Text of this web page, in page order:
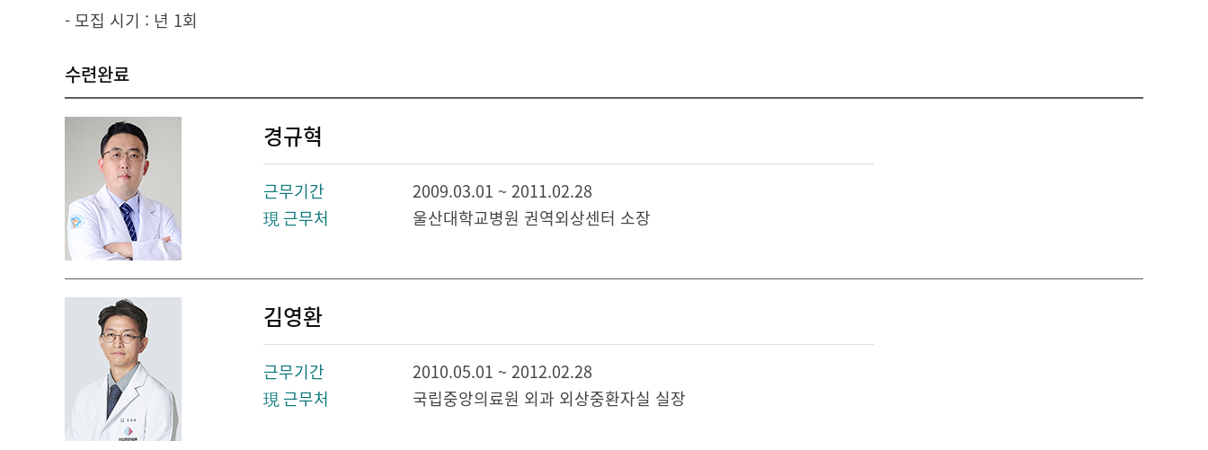
- 모집 시기 : 년 1회
수련완료
경규혁
근무기간
2009.03.01 ~ 2011.02.28
現 근무처
울산대학교병원 권역외상센터 소장
김영환
근무기간
2010.05.01 ~ 2012.02.28
現 근무처
국립중앙의료원 외과 외상중환자실 실장